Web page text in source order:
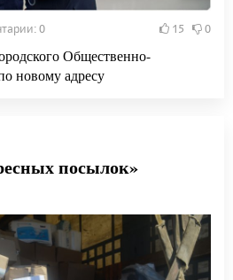
0 15 0
Общественно-
новому адресу
посылок»